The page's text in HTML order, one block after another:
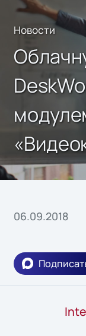
Новости
06.09.2018